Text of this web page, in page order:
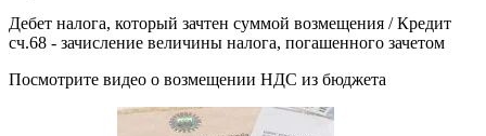
Дебет налога, который зачтен суммой возмещения / Кредит
сч.68 - зачисление величины налога, погашенного зачетом
Посмотрите видео о возмещении НДС из бюджета